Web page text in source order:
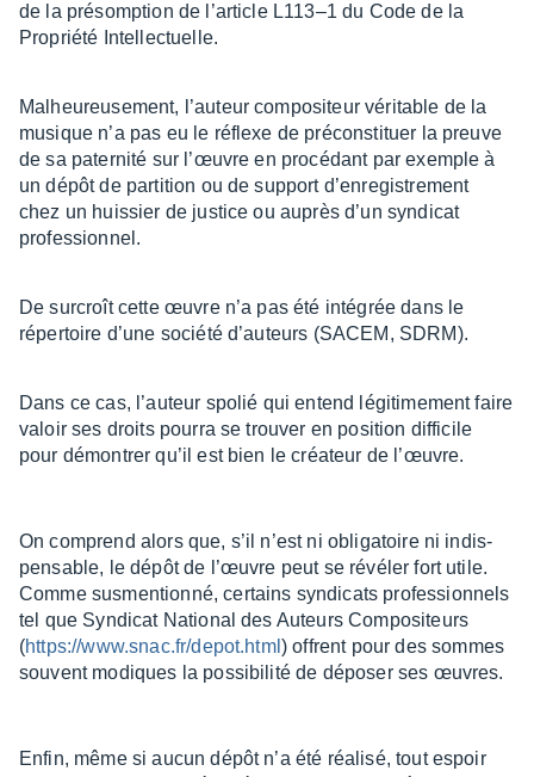
de la présomp­tion de l’ar­ticle L113–1 du Code de la
Propriété Intel­lec­tuelle.
Malheu­reu­se­ment, l’au­teur compo­si­teur véri­table de la
musique n’a pas eu le réflexe de précons­ti­tuer la preuve
de sa pater­nité sur l’œuvre en procé­dant par exemple à
un dépôt de parti­tion ou de support d’en­re­gis­tre­ment
chez un huis­sier de justice ou auprès d’un syndi­cat
profes­sion­nel.
De surcroît cette œuvre n’a pas été inté­grée dans le
réper­toire d’une société d’au­teurs (SACEM, SDRM).
Dans ce cas, l’au­teur spolié qui entend légi­ti­me­ment faire
valoir ses droits pourra se trou­ver en posi­tion diffi­cile
pour démon­trer qu’il est bien le créa­teur de l’œuvre.
On comprend alors que, s’il n’est ni obli­ga­toire ni indis­
pen­sable, le dépôt de l’œuvre peut se révé­ler fort utile.
Comme susmen­tionné, certains syndi­cats profes­sion­nels
tel que Syndi­cat Natio­nal des Auteurs Compo­si­teurs
(https://www.snac.fr/depot.html ) offrent pour des sommes
souvent modiques la possi­bi­lité de dépo­ser ses œuvres.
Enfin, même si aucun dépôt n’a été réalisé, tout espoir